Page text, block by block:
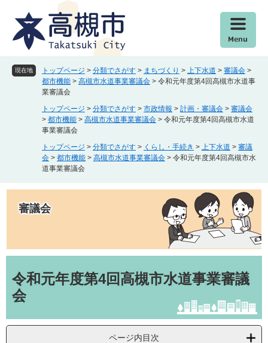
現在地 トップページ > 分類でさがす > まちづくり > 上下水道 > 審議会 >
都市機能 > 高槻市水道事業審議会 > 令和元年度第4回高槻市水道事
業審議会
トップページ > 分類でさがす > 市政情報 > 計画・審議会 > 審議会
> 都市機能 > 高槻市水道事業審議会 > 令和元年度第4回高槻市水道
事業審議会
トップページ > 分類でさがす > くらし・手続き > 上下水道 > 審議
会 > 都市機能 > 高槻市水道事業審議会 > 令和元年度第4回高槻市水
道事業審議会
審議会
令和元年度第4回高槻市水道事業審議
会
ページ内目次